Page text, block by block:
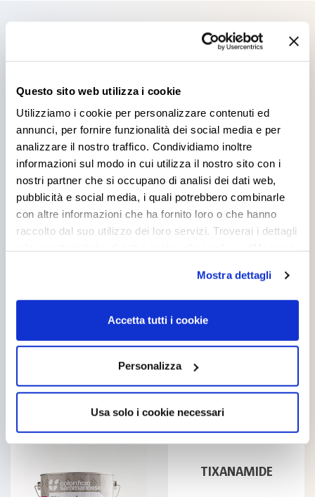
Questo sito web utilizza i cookie
Utilizziamo i cookie per personalizzare contenuti ed
annunci, per fornire funzionalità dei social media e per
analizzare il nostro traffico. Condividiamo inoltre
informazioni sul modo in cui utilizza il nostro sito con i
nostri partner che si occupano di analisi dei dati web,
pubblicità e social media, i quali potrebbero combinarle
con altre informazioni che ha fornito loro o che hanno
raccolto dal suo utilizzo dei loro servizi. Troverai i dettagli
cookie accettare. Per ulteriori informazioni consulta
lacookie policy.
Mostra dettagli
Accetta tutti i cookie
Personalizza
Usa solo i cookie necessari
interessarti
ANTICA SOLVENTE
TITANZINC
TIXANAMIDE